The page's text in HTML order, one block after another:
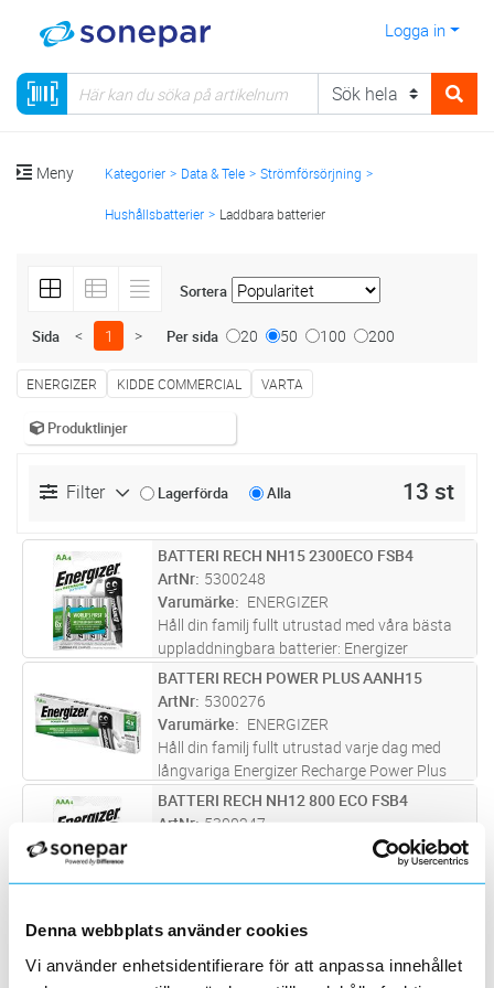
Denna webbplats använder cookies
Vi använder enhetsidentifierare för att anpassa innehållet
Logga in
Meny Kategorier Data & Tele Strömförsörjning
Hushållsbatterier Laddbara batterier
Sortera
Sida < 1 > Per sida 20 50 100 200
ENERGIZER KIDDE COMMERCIAL VARTA
Produktlinjer
Filter Lagerförda Alla 13 st
FP Lägg i kundvagn
BATTERI RECH NH15 2300ECO FSB4
ArtNr 5300248
Varumärke
ENERGIZER
Håll din familj fullt utrustad med våra bästa
uppladdningbara batterier: Energizer
Recharge Extreme. Batterierna kommer
förladdade och kan användas direkt. Varje
Energizer Recharge Extreme AA-batteri
mer
FP Lägg i kundvagn
BATTERI RECH POWER PLUS AANH15
ArtNr 5300276
Varumärke
ENERGIZER
Håll din familj fullt utrustad varje dag med
långvariga Energizer Recharge Power Plus
uppladdningsbara batterier. Batterierna
kommer förladdade och kan användas direkt.
Varje Energizer Recharge Power...läs mer
FP Lägg i kundvagn
BATTERI RECH NH12 800 ECO FSB4
ArtNr 5300247
Håll din familj fullt utrustad med våra bästa
förladdade och kan användas direkt. Varje
Energizer Recharge Extreme AAA-batter...läs
FP Lägg i kundvagn
BATTERI ACCU NIMH AA 2100 MAH
Varumärke VARTA